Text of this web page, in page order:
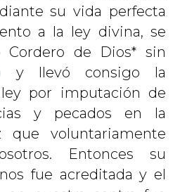
su vida perfecta
a la ley divina, se
Cordero de Dios* sin
y llevó consigo la
por imputación de
y pecados en la
voluntariamente
Entonces su
fue acreditada y el